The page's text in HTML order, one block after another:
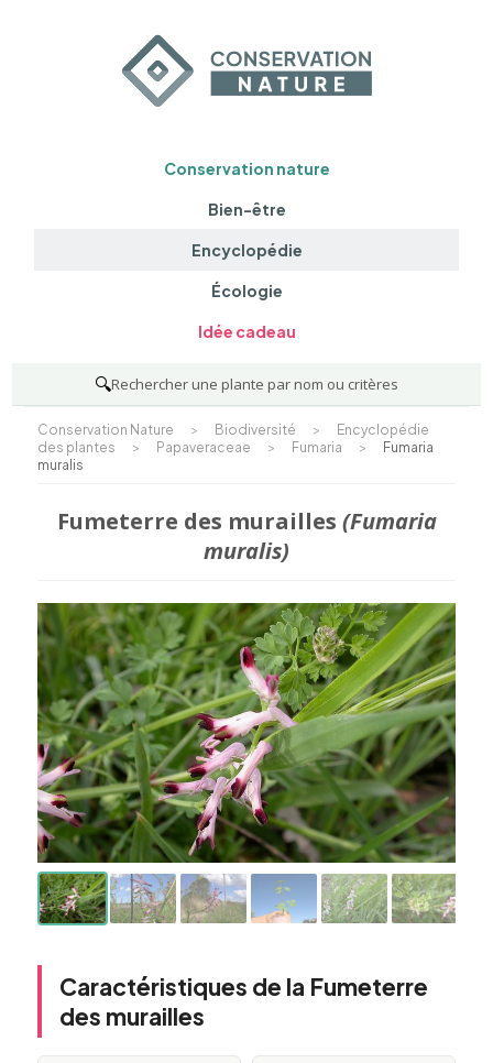
Conservation nature
Bien-être
Encyclopédie
Écologie
Idée cadeau
🔍Rechercher une plante par nom ou critères
Conservation Nature > Biodiversité >
Encyclopédie
des plantes
> Papaveraceae > Fumaria >
Fumaria
muralis
Fumeterre des murailles (Fumaria
muralis)
Caractéristiques de la Fumeterre
des murailles